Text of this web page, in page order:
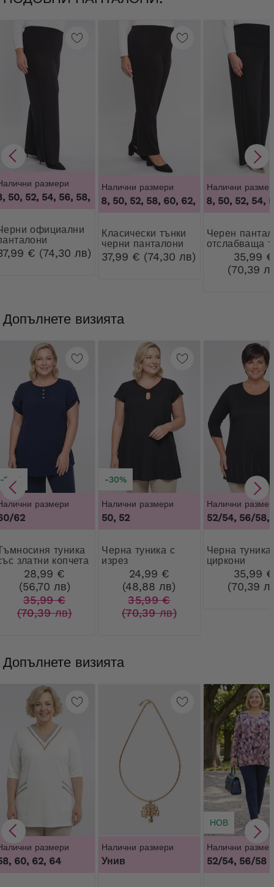
размери
52, 54, 56, 58, 60, 62, 64, 46, 48, 50, 52, 54, 56, 58,
€ (74,30 лв)
Налични размери
46, 48, 50, 52, 58, 60, 62, 64 ,46, 48, 50,
Класически тънки
черни панталони
37,99 € (74,30 лв)
Налични
46, 48, 50, 52, 54,
Черен панталон с
отслабваща
35,99 €
(70,39
Допълнете визията
-20%
размери
62
златни копчета
28,99 €
(56,70 лв)
35,99 €
(70,39 лв)
-30%
Налични размери
50, 52
Черна туника с
изрез
24,99 €
(48,88 лв)
35,99 €
(70,39 лв)
Налични
52/54, 56/58,
Черна туника с
циркони
35,99 €
(70,39
Допълнете визията
размери
60, 62, 64
Налични размери
Унив
НОВ
Налични
52/54, 56/58